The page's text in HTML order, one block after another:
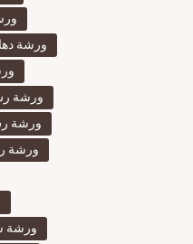
ورشة
ورشة
ورشة
ورشة
ورشة